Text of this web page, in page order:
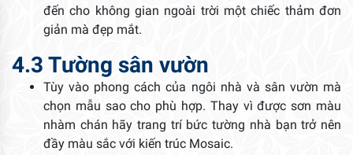
đến cho không gian ngoài trời một chiếc thảm đơn
giản mà đẹp mắt.
4.3 Tường sân vườn
Tùy vào phong cách của ngôi nhà và sân vườn mà
chọn mẫu sao cho phù hợp. Thay vì được sơn màu
nhàm chán hãy trang trí bức tường nhà bạn trở nên
đầy màu sắc với kiến trúc Mosaic.